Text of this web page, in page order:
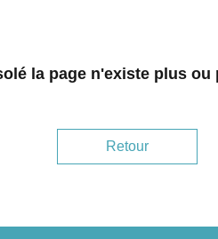
la page n'existe plus ou
Retour